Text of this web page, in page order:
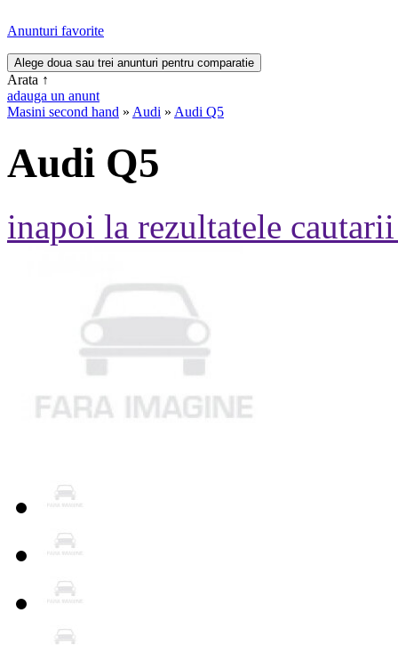
Anunturi favorite
Arata ↑
adauga un anunt
Masini second hand » Audi » Audi Q5
Audi Q5
inapoi la rezultatele